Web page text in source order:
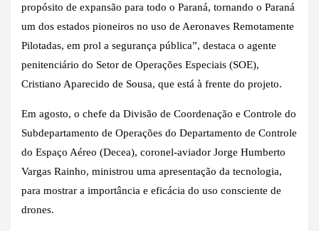
propósito de expansão para todo o Paraná, tornando o Paraná
um dos estados pioneiros no uso de Aeronaves Remotamente
Pilotadas, em prol a segurança pública”, destaca o agente
penitenciário do Setor de Operações Especiais (SOE),
Cristiano Aparecido de Sousa, que está à frente do projeto.
Em agosto, o chefe da Divisão de Coordenação e Controle do
Subdepartamento de Operações do Departamento de Controle
do Espaço Aéreo (Decea), coronel-aviador Jorge Humberto
Vargas Rainho, ministrou uma apresentação da tecnologia,
para mostrar a importância e eficácia do uso consciente de
drones.